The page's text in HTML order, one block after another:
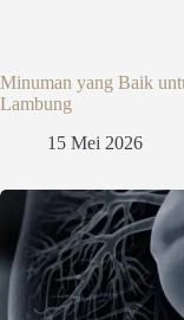
Minuman yang Baik
Lambung
15 Mei 2026